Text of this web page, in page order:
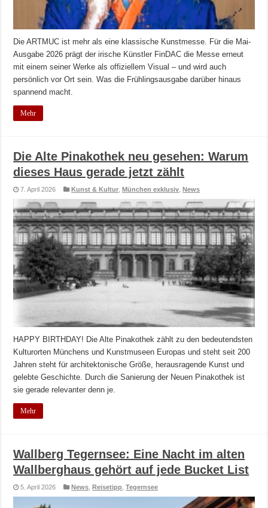
Die ARTMUC ist mehr als eine klassische Kunstmesse. Für die Mai-
Ausgabe 2026 prägt der irische Künstler FinDAC die Messe erneut
mit einem seiner Werke als offiziellem Visual – und wird auch
persönlich vor Ort sein. Was die Frühlingsausgabe darüber hinaus
spannend macht.
Mehr
Die Alte Pinakothek neu gesehen: Warum
dieses Haus gerade jetzt zählt
7. April 2026 Kunst & Kultur ,München exklusiv ,News
HAPPY BIRTHDAY! Die Alte Pinakothek zählt zu den bedeutendsten
Kulturorten Münchens und Kunstmuseen Europas und steht seit 200
Jahren steht für architektonische Größe, herausragende Kunst und
gelebte Geschichte. Durch die Sanierung der Neuen Pinakothek ist
sie gerade relevanter denn je.
Mehr
Wallberg Tegernsee: Eine Nacht im alten
Wallberghaus gehört auf jede Bucket List
5. April 2026 News Reisetipp ,Tegernsee